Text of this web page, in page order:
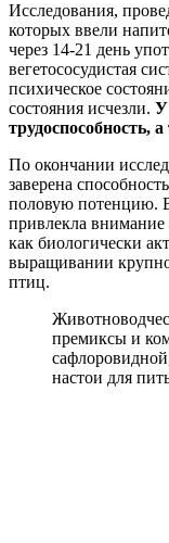
Исследования,
которых ввели
через 14-21 день
вегетососудистая
психическое
состояния исчезли. У
трудоспособность,
По окончании
заверена
половую потенцию.
привлекла
как биологически
выращивании
птиц.
премиксы и
настои для